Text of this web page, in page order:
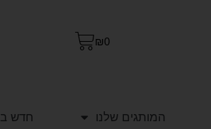
₪0
המותגים שלנו חדש